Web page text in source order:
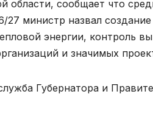
области, сообщает что
27 министр назвал
энергии, контроль
и значимых
Губернатора и